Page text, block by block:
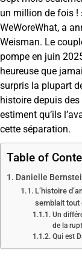
un million de fois !
WeWoreWhat, a
Weisman. Le
pompe en juin
heureuse que
surpris la plupart
histoire depuis
estiment qu’ils
cette séparation.
Table of
Danielle
L’histoire
semblait tout
Un
de la
Qui est